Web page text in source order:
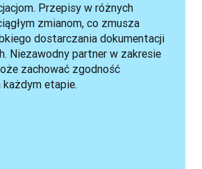
Przepisy w różnych
zmianom, co zmusza
dostarczania dokumentacji
Niezawodny partner w zakresie
zachować zgodność
każdym etapie.